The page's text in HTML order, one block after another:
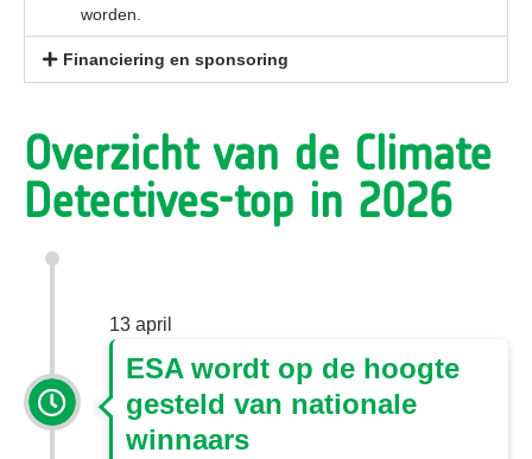
worden.
Financiering en sponsoring
Overzicht van de Climate
Detectives-top in 2026
13 april
ESA wordt op de hoogte
gesteld van nationale
winnaars